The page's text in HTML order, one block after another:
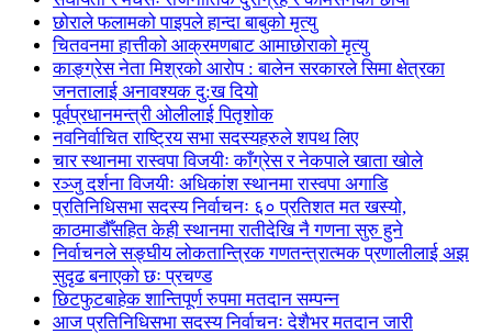
छोराले फलामको पाइपले हान्दा बाबुको मृत्यु
चितवनमा हात्तीको आक्रमणबाट आमाछोराको मृत्यु
काङ्ग्रेस नेता मिश्रको आरोप : बालेन सरकारले सिमा क्षेत्रका
जनतालाई अनावश्यक दु:ख दियो
पूर्वप्रधानमन्त्री ओलीलाई पितृशोक
नवनिर्वाचित राष्ट्रिय सभा सदस्यहरुले शपथ लिए
चार स्थानमा रास्वपा विजयीः काँग्रेस र नेकपाले खाता खोले
रञ्जु दर्शना विजयीः अधिकांश स्थानमा रास्वपा अगाडि
प्रतिनिधिसभा सदस्य निर्वाचनः ६० प्रतिशत मत खस्यो,
काठमाडौँसहित केही स्थानमा रातीदेखि नै गणना सुरु हुने
निर्वाचनले सङ्घीय लोकतान्त्रिक गणतन्त्रात्मक प्रणालीलाई अझ
सुदृढ बनाएको छः प्रचण्ड
छिटफुटबाहेक शान्तिपूर्ण रुपमा मतदान सम्पन्न
आज प्रतिनिधिसभा सदस्य निर्वाचनः देशैभर मतदान जारी